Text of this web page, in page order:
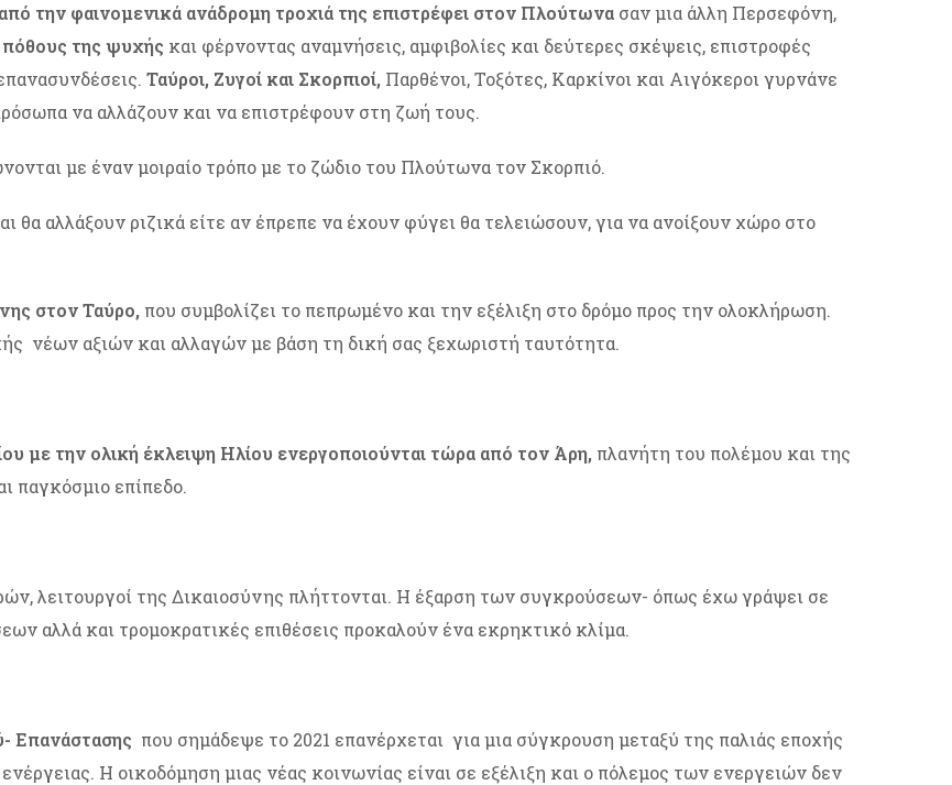
την φαινομενικά ανάδρομη τροχιά της επιστρέφει στον Πλούτωνα σαν μια άλλη Περσεφόνη,
πόθους της ψυχής και φέρνοντας αναμνήσεις, αμφιβολίες και δεύτερες σκέψεις, επιστροφές
Ταύροι, Ζυγοί και Σκορπιοί, Παρθένοι, Τοξότες, Καρκίνοι και Αιγόκεροι γυρνάνε
να αλλάζουν και να επιστρέφουν στη ζωή τους.
με έναν μοιραίο τρόπο με το ζώδιο του Πλούτωνα τον Σκορπιό.
θα αλλάξουν ριζικά είτε αν έπρεπε να έχουν φύγει θα τελειώσουν, για να ανοίξουν χώρο στο
στον Ταύρο, που συμβολίζει το πεπρωμένο και την εξέλιξη στο δρόμο προς την ολοκλήρωση.
νέων αξιών και αλλαγών με βάση τη δική σας ξεχωριστή ταυτότητα.
με την ολική έκλειψη Ηλίου ενεργοποιούνται τώρα από τον Άρη, πλανήτη του πολέμου και της
παγκόσμιο επίπεδο.
λειτουργοί της Δικαιοσύνης πλήττονται. Η έξαρση των συγκρούσεων- όπως έχω γράψει σε
αλλά και τρομοκρατικές επιθέσεις προκαλούν ένα εκρηκτικό κλίμα.
Επανάστασης που σημάδεψε το 2021 επανέρχεται για μια σύγκρουση μεταξύ της παλιάς εποχής
Η οικοδόμηση μιας νέας κοινωνίας είναι σε εξέλιξη και ο πόλεμος των ενεργειών δεν